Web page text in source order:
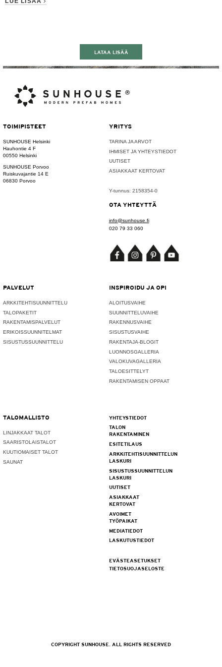
LATAA LISÄÄ
TOIMIPISTEET
SUNHOUSE Helsinki
Hauhontie 4 F
00550 Helsinki
SUNHOUSE Porvoo
Ruiskuvajantie 14 E
06830 Porvoo
YRITYS
TARINA JA ARVOT
IHMISET JA YHTEYSTIEDOT
UUTISET
ASIAKKAAT KERTOVAT
Y-tunnus: 2158354-0
OTA YHTEYTTÄ
info@sunhouse.fi
020 79 33 060
PALVELUT
ARKKITEHTISUUNNITTELU
TALOPAKETIT
RAKENTAMISPALVELUT
ERIKOISSUUNNITELMAT
SISUSTUSSUUNNITTELU
INSPIROIDU JA OPI
ALOITUSVAIHE
SUUNNITTELUVAIHE
RAKENNUSVAIHE
SISUSTUSVAIHE
RAKENTAJA-BLOGIT
LUONNOSGALLERIA
VALOKUVAGALLERIA
TALOESITTELYT
RAKENTAMISEN OPPAAT
TALOMALLISTO
LINJAKKAAT TALOT
SAARISTOLAISTALOT
KUUTIOMAISET TALOT
SAUNAT
YHTEYSTIEDOT
TALON
RAKENTAMINEN
ESITETILAUS
ARKKITEHTISUUNNITTELUN
LASKURI
SISUSTUSSUUNNITTELUN
LASKURI
UUTISET
ASIAKKAAT
KERTOVAT
AVOIMET
TYÖPAIKAT
MEDIATIEDOT
LASKUTUSTIEDOT
EVÄSTEASETUKSET
TIETOSUOJASELOSTE
COPYRIGHT SUNHOUSE. ALL RIGHTS RESERVED